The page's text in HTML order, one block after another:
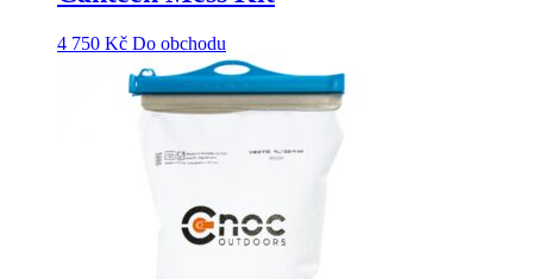
4 750 Kč Do obchodu